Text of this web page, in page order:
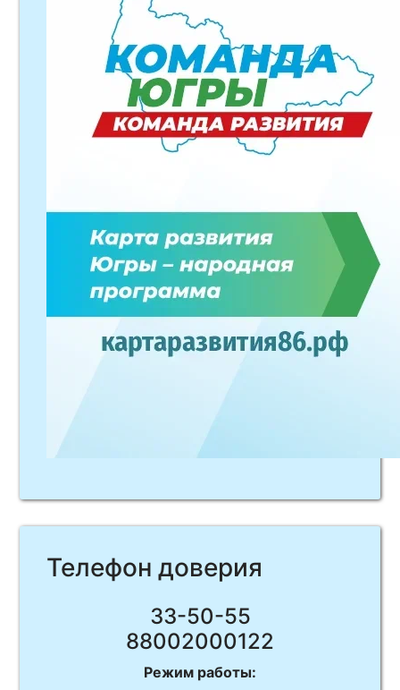
Телефон доверия
33-50-55
88002000122
Режим работы: